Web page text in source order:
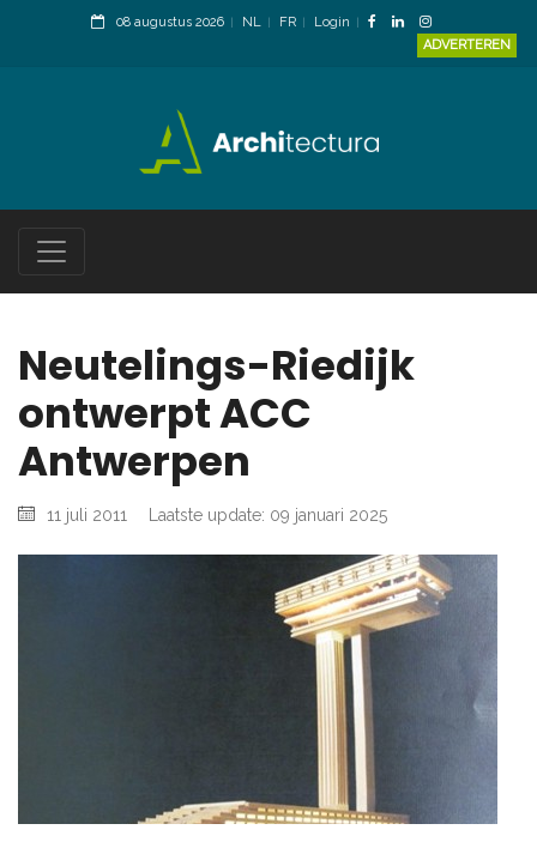
08 augustus 2026 NL FR
Login
ADVERTEREN
Neutelings-Riedijk
ontwerpt ACC
Antwerpen
11 juli 2011 Laatste update: 09 januari 2025